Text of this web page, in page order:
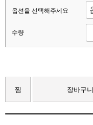
옵션을 선택해주세요
수량
찜 장바구니